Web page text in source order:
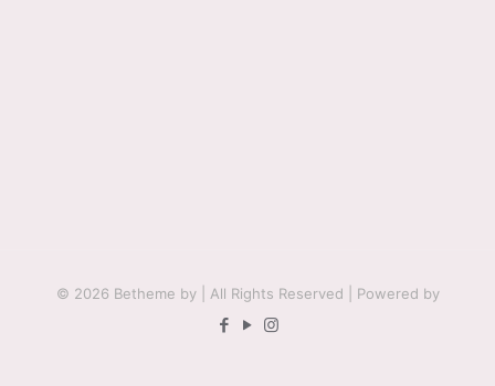
© 2026 Betheme by | All Rights Reserved | Powered by